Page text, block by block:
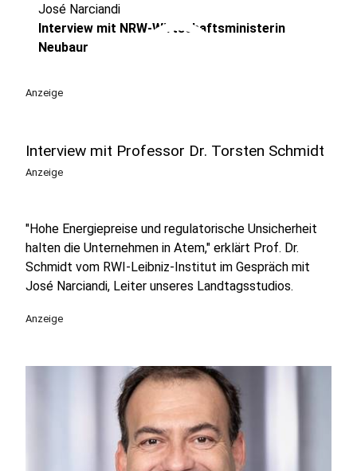
play_circle
José Narciandi
Interview mit NRW-Wirtschaftsministerin
Neubaur
Anzeige
Interview mit Professor Dr. Torsten Schmidt
Anzeige
"Hohe Energiepreise und regulatorische Unsicherheit
halten die Unternehmen in Atem," erklärt Prof. Dr.
Schmidt vom RWI-Leibniz-Institut im Gespräch mit
José Narciandi, Leiter unseres Landtagsstudios.
Anzeige